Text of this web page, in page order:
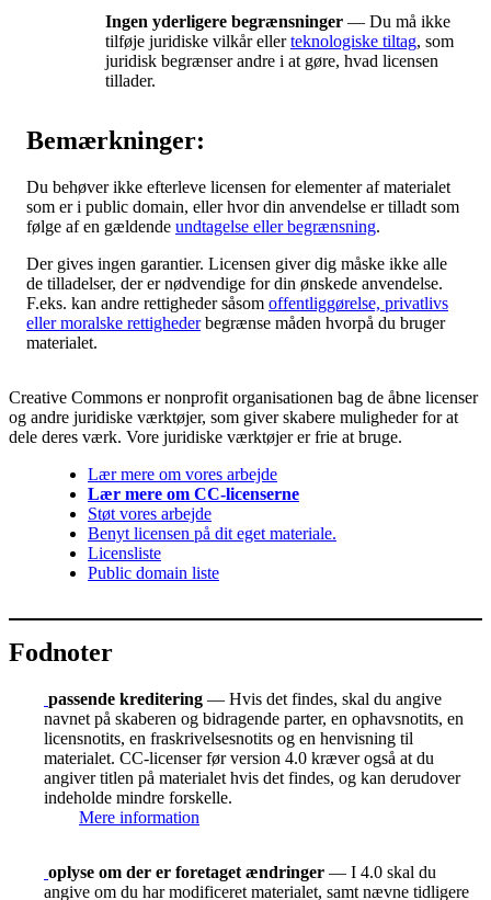
Ingen yderligere begrænsninger — Du må ikke
tilføje juridiske vilkår ellerteknologiske tiltag, som
juridisk begrænser andre i at gøre, hvad licensen
tillader.
Bemærkninger:
Du behøver ikke efterleve licensen for elementer af materialet
som er i public domain, eller hvor din anvendelse er tilladt som
følge af en gældende undtagelse eller begrænsning.
Der gives ingen garantier. Licensen giver dig måske ikke alle
de tilladelser, der er nødvendige for din ønskede anvendelse.
F.eks. kan andre rettigheder såsom offentliggørelse, privatlivs
eller moralske rettighederbegrænse måden hvorpå du bruger
materialet.
Creative Commons er nonprofit organisationen bag de åbne licenser
og andre juridiske værktøjer, som giver skabere muligheder for at
dele deres værk. Vore juridiske værktøjer er frie at bruge.
Lær mere om vores arbejde
Lær mere om CC-licenserne
Støt vores arbejde
Benyt licensen på dit eget materiale.
Licensliste
Public domain liste
Fodnoter
passende kreditering — Hvis det findes, skal du angive
navnet på skaberen og bidragende parter, en ophavsnotits, en
licensnotits, en fraskrivelsesnotits og en henvisning til
materialet. CC-licenser før version 4.0 kræver også at du
angiver titlen på materialet hvis det findes, og kan derudover
indeholde mindre forskelle.
Mere information
oplyse om der er foretaget ændringer — I 4.0 skal du
angive om du har modificeret materialet, samt nævne tidligere